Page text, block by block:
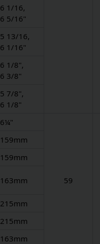
6 1/16,
6 5/16"
5 13/16,
6 1/16"
6 1/8",
6 3/8"
5 7/8",
6 1/8"
6¼"
59
159mm
159mm
163mm
215mm
215mm
163mm